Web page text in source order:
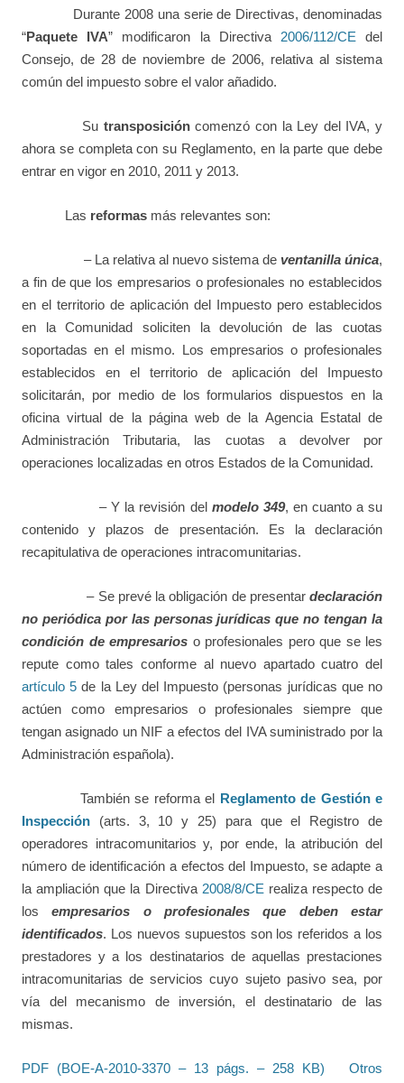
Durante 2008 una serie de Directivas, denominadas
“Paquete IVA” modificaron la Directiva 2006/112/CEdel
Consejo, de 28 de noviembre de 2006, relativa al sistema
común del impuesto sobre el valor añadido.
Su transposicióncomenzó con la Ley del IVA, y
ahora se completa con su Reglamento, en la parte que debe
entrar en vigor en 2010, 2011 y 2013.
Las reformas más relevantes son:
– La relativa al nuevo sistema de ventanilla única,
a fin de que los empresarios o profesionales no establecidos
en el territorio de aplicación del Impuesto pero establecidos
en la Comunidad soliciten la devolución de las cuotas
soportadas en el mismo. Los empresarios o profesionales
establecidos en el territorio de aplicación del Impuesto
solicitarán, por medio de los formularios dispuestos en la
oficina virtual de la página web de la Agencia Estatal de
Administración Tributaria, las cuotas a devolver por
operaciones localizadas en otros Estados de la Comunidad.
– Y la revisión del modelo 349, en cuanto a su
contenido y plazos de presentación. Es la declaración
recapitulativa de operaciones intracomunitarias.
– Se prevé la obligación de presentar declaración
no periódica por las personas jurídicas que no tengan la
condición de empresarios o profesionales pero que se les
repute como tales conforme al nuevo apartado cuatro del
artículo 5 de la Ley del Impuesto (personas jurídicas que no
actúen como empresarios o profesionales siempre que
tengan asignado un NIF a efectos del IVA suministrado por la
Administración española).
También se reforma el
Reglamento de Gestión e
Inspección (arts. 3, 10 y 25) para que el Registro de
operadores intracomunitarios y, por ende, la atribución del
número de identificación a efectos del Impuesto, se adapte a
la ampliación que la Directiva 2008/8/CErealiza respecto de
losempresarios o profesionales que deben estar
identificados. Los nuevos supuestos son los referidos a los
prestadores y a los destinatarios de aquellas prestaciones
intracomunitarias de servicios cuyo sujeto pasivo sea, por
vía del mecanismo de inversión, el destinatario de las
mismas.
PDF (BOE-A-2010-3370 – 13 págs. – 258 KB)
Otros